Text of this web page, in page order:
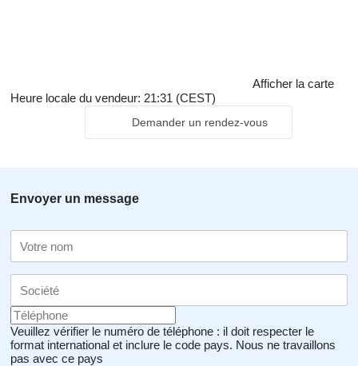
Afficher la carte
Heure locale du vendeur: 21:31 (CEST)
Demander un rendez-vous
Envoyer un message
Veuillez vérifier le numéro de téléphone : il doit respecter le
format international et inclure le code pays. Nous ne travaillons
pas avec ce pays